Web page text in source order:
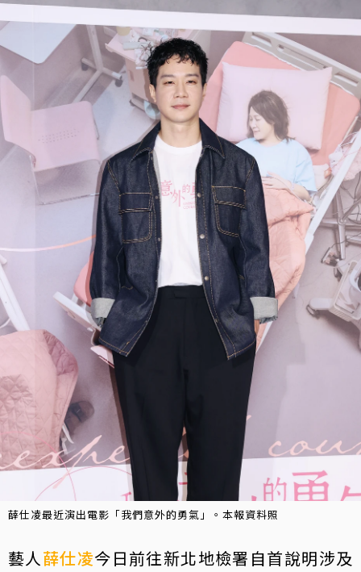
薛仕凌最近演出電影「我們意外的勇氣」。本報資料照
藝人薛仕凌今日前往新北地檢署自首說明涉及